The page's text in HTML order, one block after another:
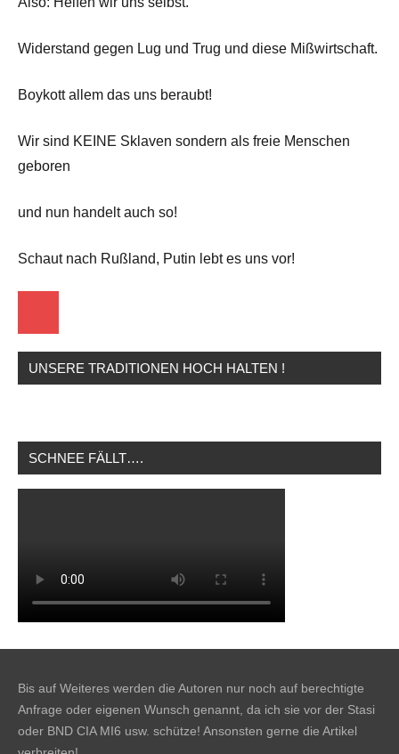
Widerstand gegen Lug und Trug und diese Mißwirtschaft.
Boykott allem das uns beraubt!
Wir sind KEINE Sklaven sondern als freie Menschen
geboren
und nun handelt auch so!
Schaut nach Rußland, Putin lebt es uns vor!
UNSERE TRADITIONEN HOCH HALTEN !
SCHNEE FÄLLT….
Bis auf Weiteres werden die Autoren nur noch auf berechtigte
Anfrage oder eigenen Wunsch genannt, da ich sie vor der Stasi
oder BND CIA MI6 usw. schütze! Ansonsten gerne die Artikel